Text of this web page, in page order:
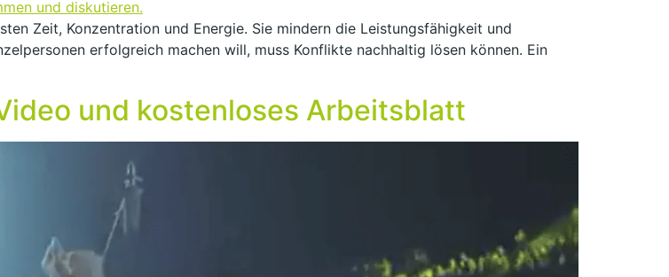
Zeit, Konzentration und Energie. Sie mindern die Leistungsfähigkeit und
erfolgreich machen will, muss Konflikte nachhaltig lösen können. Ein
und kostenloses Arbeitsblatt